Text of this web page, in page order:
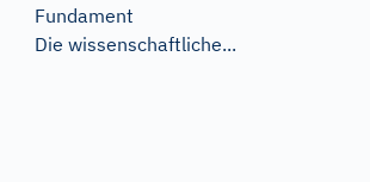
Fundament
Die wissenschaftliche...